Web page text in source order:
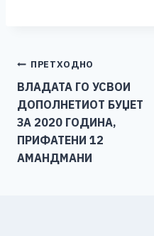
b
o
o
k
n
g
er
Навигација
на
напис
ПРЕТХОДНО
ВЛАДАТА ГО УСВОИ
ДОПОЛНЕТИОТ БУЏЕТ
ЗА 2020 ГОДИНА,
ПРИФАТЕНИ 12
АМАНДМАНИ